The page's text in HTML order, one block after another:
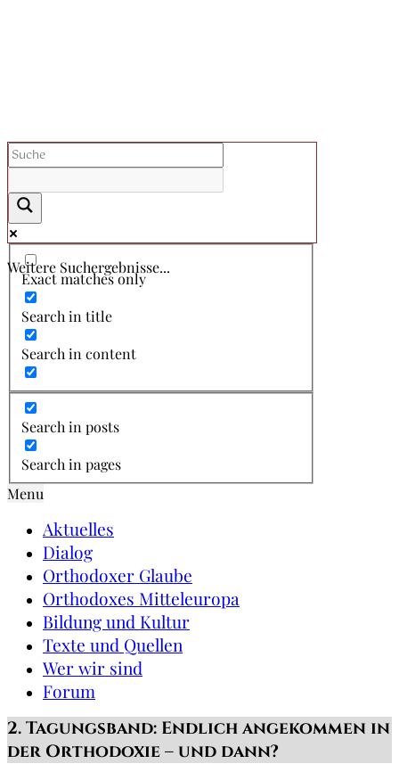
Weitere Suchergebnisse...
Exact matches only
Search in title
Search in content
Search in posts
Search in pages
Menu
Aktuelles
Dialog
Orthodoxer Glaube
Orthodoxes Mitteleuropa
Bildung und Kultur
Texte und Quellen
Wer wir sind
Forum
2. Tagungsband: Endlich angekommen in
der Orthodoxie – und dann?